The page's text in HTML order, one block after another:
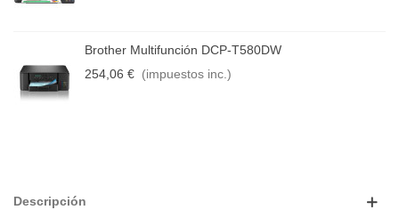
Brother Multifunción DCP-T580DW
254,06 € (impuestos inc.)
Descripción